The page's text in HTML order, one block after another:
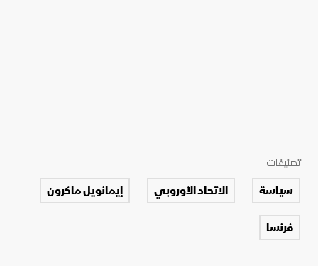
تصنيفات
سياسة الاتحاد الأوروبي
إيمانويل ماكرون
فرنسا